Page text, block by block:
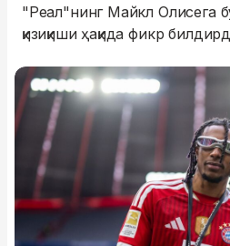
"Реал"нинг Майкл Олисега
қизиқиши ҳақида фикр